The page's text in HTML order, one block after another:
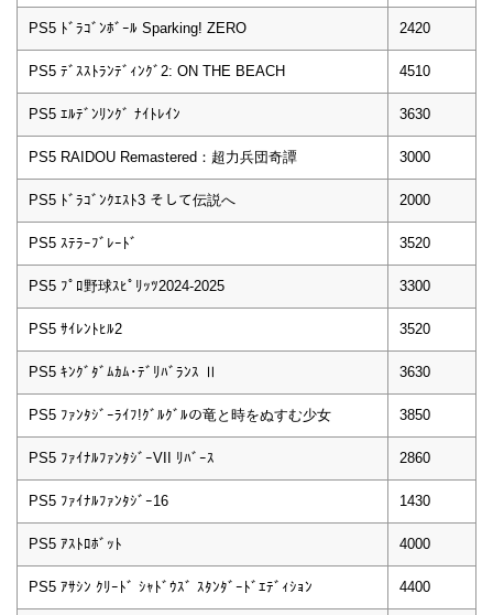
PS5 ﾄﾞﾗｺﾞﾝﾎﾞｰﾙ Sparking! ZERO 2420
PS5 ﾃﾞｽｽﾄﾗﾝﾃﾞｨﾝｸﾞ2: ON THE BEACH 4510
PS5 ｴﾙﾃﾞﾝﾘﾝｸﾞ ﾅｲﾄﾚｲﾝ 3630
PS5 RAIDOU Remastered：超力兵団奇譚 3000
PS5 ﾄﾞﾗｺﾞﾝｸｴｽﾄ3 そして伝説へ 2000
PS5 ｽﾃﾗｰﾌﾞﾚｰﾄﾞ 3520
PS5 ﾌﾟﾛ野球ｽﾋﾟﾘｯﾂ2024-2025 3300
PS5 ｻｲﾚﾝﾄﾋﾙ2 3520
PS5 ｷﾝｸﾞﾀﾞﾑｶﾑ･ﾃﾞﾘﾊﾞﾗﾝｽ Ⅱ 3630
PS5 ﾌｧﾝﾀｼﾞｰﾗｲﾌ!ｸﾞﾙｸﾞﾙの竜と時をぬすむ少女 3850
PS5 ﾌｧｲﾅﾙﾌｧﾝﾀｼﾞｰVII ﾘﾊﾞｰｽ 2860
PS5 ﾌｧｲﾅﾙﾌｧﾝﾀｼﾞｰ16 1430
PS5 ｱｽﾄﾛﾎﾞｯﾄ 4000
PS5 ｱｻｼﾝ ｸﾘｰﾄﾞ ｼｬﾄﾞｳｽﾞ ｽﾀﾝﾀﾞｰﾄﾞｴﾃﾞｨｼｮﾝ 4400